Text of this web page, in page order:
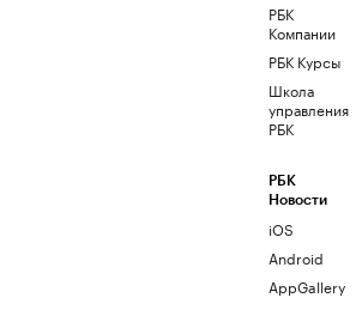
РБК
Компании
РБК Курсы
Школа
управления
РБК
РБК
Новости
iOS
Android
AppGallery